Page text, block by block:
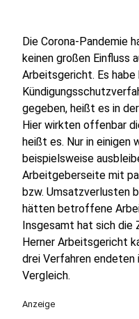
Die Corona-Pandemie
keinen großen Einfluss
Arbeitsgericht. Es
gegeben, heißt es in
Hier wirkten offenbar
heißt es. Nur in einigen
beispielsweise
Arbeitgeberseite mit
bzw. Umsatzverlusten
hätten betroffene
Insgesamt hat sich die
Herner Arbeitsgericht
drei Verfahren endeten
Vergleich.
Anzeige